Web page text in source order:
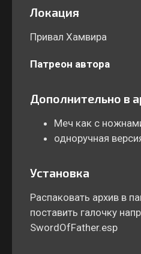
Локация
Привал Хамвира
Патреон автора
Дополнительно в
Меч как с
одноручная
Установка
Распаковать архив в
поставить галочку
SwordOfFather.esp